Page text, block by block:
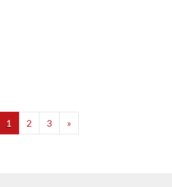
1 2 3 »